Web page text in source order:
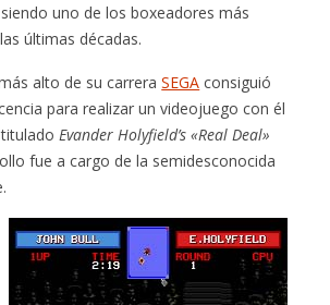
uno de los boxeadores más
últimas décadas.
alto de su carreraSEGA consiguió
para realizar un videojuego con él
Evander Holyfield’s «Real Deal»
fue a cargo de la semidesconocida